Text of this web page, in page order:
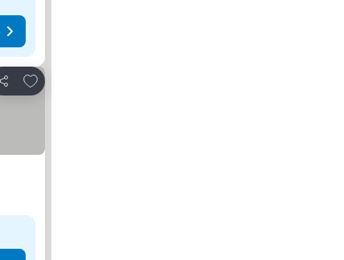
Paylaş
Favorilerime ekle